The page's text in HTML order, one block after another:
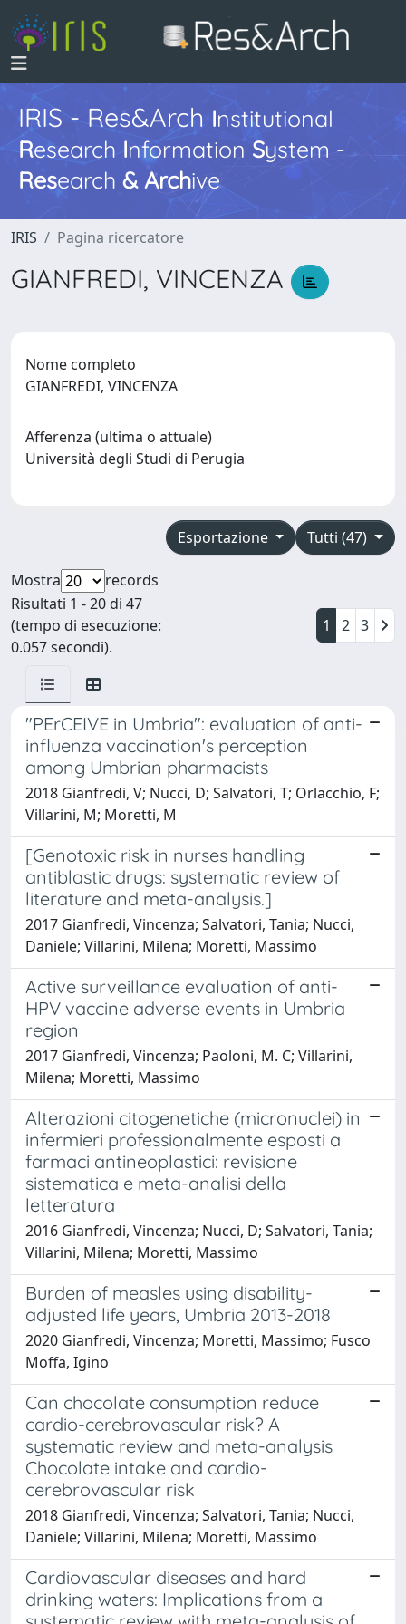
IRIS - Res&ArchInstitutional
Research InformationSystem -
Research & Archive
IRIS Pagina ricercatore
GIANFREDI, VINCENZA
Nome completo
GIANFREDI, VINCENZA
Afferenza (ultima o attuale)
Università degli Studi di Perugia
Tutti (47)
Esportazione
Mostra
records
Risultati 1 - 20 di 47
(tempo di esecuzione:
0.057 secondi).
1 2 3
"PErCEIVE in Umbria": evaluation of anti-
influenza vaccination's perception
among Umbrian pharmacists
2018 Gianfredi, V; Nucci, D; Salvatori, T; Orlacchio, F;
Villarini, M; Moretti, M
[Genotoxic risk in nurses handling
antiblastic drugs: systematic review of
literature and meta-analysis.]
2017 Gianfredi, Vincenza; Salvatori, Tania; Nucci,
Daniele; Villarini, Milena; Moretti, Massimo
Active surveillance evaluation of anti-
HPV vaccine adverse events in Umbria
region
2017 Gianfredi, Vincenza; Paoloni, M. C; Villarini,
Milena; Moretti, Massimo
Alterazioni citogenetiche (micronuclei) in
infermieri professionalmente esposti a
farmaci antineoplastici: revisione
sistematica e meta-analisi della
letteratura
2016 Gianfredi, Vincenza; Nucci, D; Salvatori, Tania;
Villarini, Milena; Moretti, Massimo
Burden of measles using disability-
adjusted life years, Umbria 2013-2018
2020 Gianfredi, Vincenza; Moretti, Massimo; Fusco
Moffa, Igino
Can chocolate consumption reduce
cardio-cerebrovascular risk? A
systematic review and meta-analysis
Chocolate intake and cardio-
cerebrovascular risk
2018 Gianfredi, Vincenza; Salvatori, Tania; Nucci,
Daniele; Villarini, Milena; Moretti, Massimo
Cardiovascular diseases and hard
drinking waters: Implications from a